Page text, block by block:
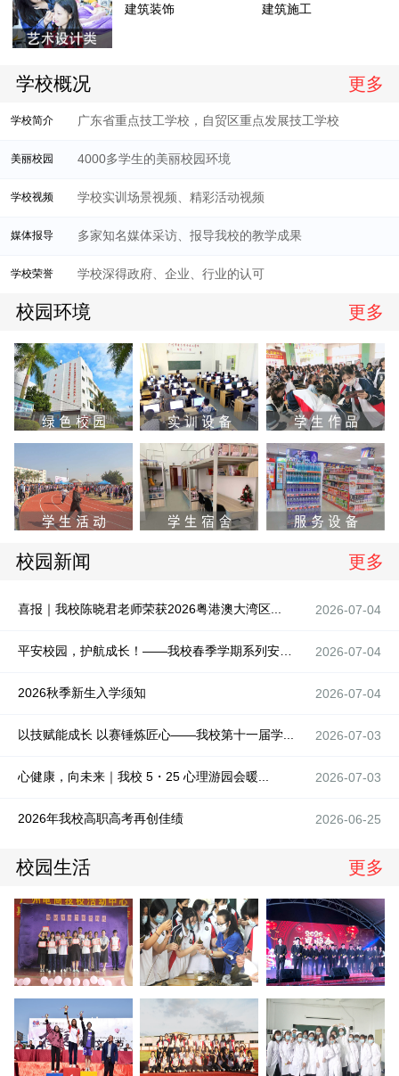
建筑装饰 建筑施工
学校概况 更多
学校简介 广东省重点技工学校，自贸区重点发展技工学校
美丽校园 4000多学生的美丽校园环境
学校视频 学校实训场景视频、精彩活动视频
媒体报导 多家知名媒体采访、报导我校的教学成果
学校荣誉 学校深得政府、企业、行业的认可
校园环境 更多
校园新闻 更多
喜报｜我校陈晓君老师荣获2026粤港澳大湾区... 2026-07-04
2026-07-04
2026秋季新生入学须知 2026-07-04
以技赋能成长 以赛锤炼匠心——我校第十一届学... 2026-07-03
心健康，向未来｜我校 5・25 心理游园会暖... 2026-07-03
2026年我校高职高考再创佳绩 2026-06-25
校园生活 更多